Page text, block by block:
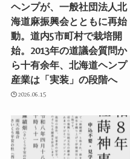
ヘンプが、一般社団法人北
海道麻振興会とともに再始
動。道内5市町村で栽培開
始。2013年の道議会質問か
ら十有余年、北海道ヘンプ
産業は「実装」の段階へ
2026.06.15